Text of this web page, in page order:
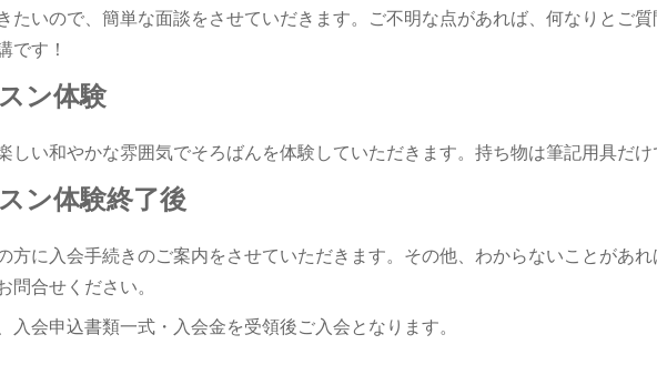
たいので、簡単な面談をさせていだきます。ご不明な点があれば、何なりとご
です！
ン体験
しい和やかな雰囲気でそろばんを体験していただきます。持ち物は筆記用具だけ
ン体験終了後
方に入会手続きのご案内をさせていただきます。その他、わからないことがあ
問合せください。
入会申込書類一式・入会金を受領後ご入会となります。